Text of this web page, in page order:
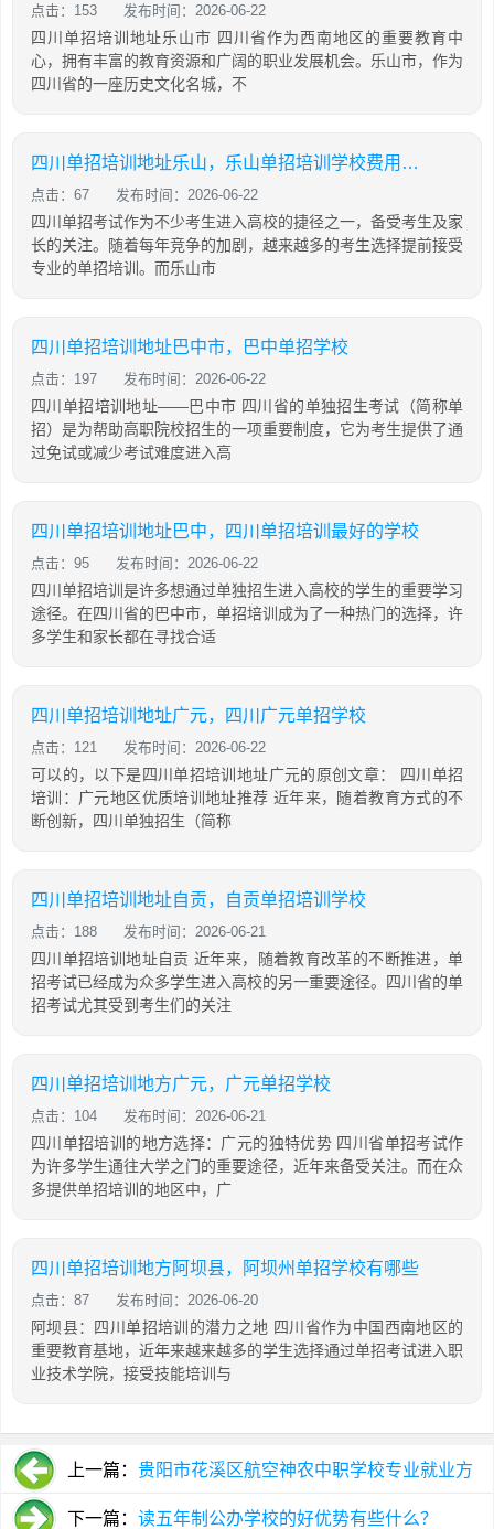
点击：153 发布时间：2026-06-22
四川单招培训地址乐山市 四川省作为西南地区的重要教育中
心，拥有丰富的教育资源和广阔的职业发展机会。乐山市，作为
四川省的一座历史文化名城，不
四川单招培训地址乐山，乐山单招培训学校费用多少
点击：67 发布时间：2026-06-22
四川单招考试作为不少考生进入高校的捷径之一，备受考生及家
长的关注。随着每年竞争的加剧，越来越多的考生选择提前接受
专业的单招培训。而乐山市
四川单招培训地址巴中市，巴中单招学校
点击：197 发布时间：2026-06-22
四川单招培训地址——巴中市 四川省的单独招生考试（简称单
招）是为帮助高职院校招生的一项重要制度，它为考生提供了通
过免试或减少考试难度进入高
四川单招培训地址巴中，四川单招培训最好的学校
点击：95 发布时间：2026-06-22
四川单招培训是许多想通过单独招生进入高校的学生的重要学习
途径。在四川省的巴中市，单招培训成为了一种热门的选择，许
多学生和家长都在寻找合适
四川单招培训地址广元，四川广元单招学校
点击：121 发布时间：2026-06-22
可以的，以下是四川单招培训地址广元的原创文章： 四川单招
培训：广元地区优质培训地址推荐 近年来，随着教育方式的不
断创新，四川单独招生（简称
四川单招培训地址自贡，自贡单招培训学校
点击：188 发布时间：2026-06-21
四川单招培训地址自贡 近年来，随着教育改革的不断推进，单
招考试已经成为众多学生进入高校的另一重要途径。四川省的单
招考试尤其受到考生们的关注
四川单招培训地方广元，广元单招学校
点击：104 发布时间：2026-06-21
四川单招培训的地方选择：广元的独特优势 四川省单招考试作
为许多学生通往大学之门的重要途径，近年来备受关注。而在众
多提供单招培训的地区中，广
四川单招培训地方阿坝县，阿坝州单招学校有哪些
点击：87 发布时间：2026-06-20
阿坝县：四川单招培训的潜力之地 四川省作为中国西南地区的
重要教育基地，近年来越来越多的学生选择通过单招考试进入职
业技术学院，接受技能培训与
上一篇： 贵阳市花溪区航空神农中职学校专业就业方
向如何？下一篇： 读五年制公办学校的好优势有些什么？